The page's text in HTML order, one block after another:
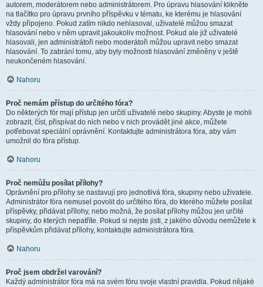
autorem, moderátorem nebo administrátorem. Pro úpravu hlasování klikněte
na tlačítko pro úpravu prvního příspěvku v tématu, ke kterému je hlasování
vždy připojeno. Pokud zatím nikdo nehlasoval, uživatelé můžou smazat
hlasování nebo v něm upravit jakoukoliv možnost. Pokud ale již uživatelé
hlasovali, jen administrátoři nebo moderátoři můžou upravit nebo smazat
hlasování. To zabrání tomu, aby byly možnosti hlasování změněny v ještě
neukončeném hlasování.
Nahoru
Proč nemám přístup do určitého fóra?
Do některých fór mají přístup jen určití uživatelé nebo skupiny. Abyste je mohli
zobrazit, číst, přispívat do nich nebo v nich provádět jiné akce, můžete
potřebovat speciální oprávnění. Kontaktujte administrátora fóra, aby vám
umožnil do fóra přístup.
Nahoru
Proč nemůžu posílat přílohy?
Oprávnění pro přílohy se nastavují pro jednotlivá fóra, skupiny nebo uživatele.
Administrátor fóra nemusel povolit do určitého fóra, do kterého můžete posílat
příspěvky, přidávat přílohy, nebo možná, že posílat přílohy můžou jen určité
skupiny, do kterých nepatříte. Pokud si nejste jisti, z jakého důvodu nemůžete k
příspěvkům přidávat přílohy, kontaktujte administrátora fóra.
Nahoru
Proč jsem obdržel varování?
Každý administrátor fóra má na svém fóru svoje vlastní pravidla. Pokud nějaké